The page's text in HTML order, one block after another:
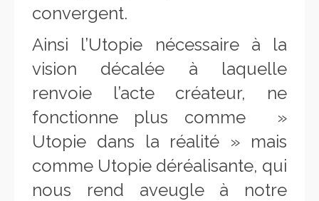
convergent.
Ainsi l’Utopie nécessaire à la
vision décalée à laquelle
renvoie l’acte créateur, ne
fonctionne plus comme »
Utopie dans la réalité » mais
comme Utopie déréalisante, qui
nous rend aveugle à notre